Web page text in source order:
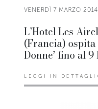
VENERDÌ 7 MARZO 2014
L’Hotel Les
(Francia) ospita
Donne’ fino al
LEGGI IN